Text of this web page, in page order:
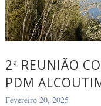
2ª REUNIÃO
PDM
Fevereiro 20, 2025